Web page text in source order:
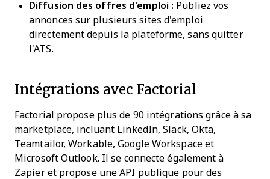
Diffusion des offres d'emploi : Publiez vos
annonces sur plusieurs sites d'emploi
directement depuis la plateforme, sans quitter
l'ATS.
Intégrations avec Factorial
Factorial propose plus de 90 intégrations grâce à sa
marketplace, incluant LinkedIn, Slack, Okta,
Teamtailor, Workable, Google Workspace et
Microsoft Outlook. Il se connecte également à
Zapier et propose une API publique pour des